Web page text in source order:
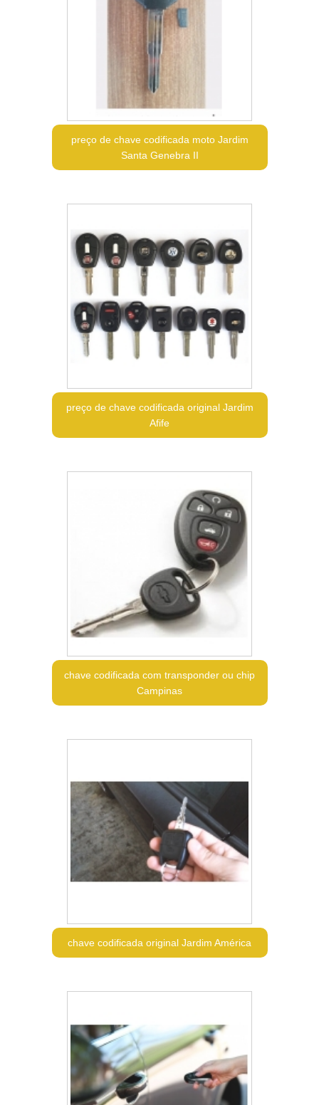
preço de chave codificada moto Jardim
Santa Genebra II
preço de chave codificada original Jardim
Afife
chave codificada com transponder ou chip
Campinas
chave codificada original Jardim América